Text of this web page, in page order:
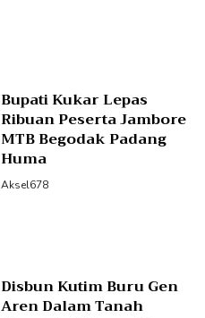
Bupati Kukar Lepas
Ribuan Peserta Jambore
MTB Begodak Padang
Huma
Aksel678
Disbun Kutim Buru Gen
Aren Dalam Tanah